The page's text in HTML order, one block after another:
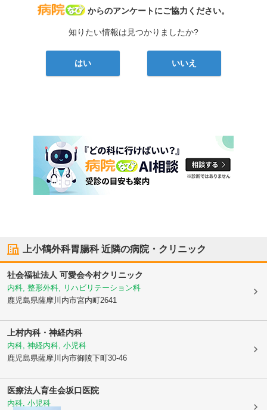
病院なび
からのアンケートにご協力ください。
知りたい情報は見つかりましたか?
はい いいえ
上小鶴外科胃腸科近隣の病院・クリニック
社会福祉法人 可愛会今村クリニック
内科, 整形外科, リハビリテーション科
鹿児島県薩摩川内市宮内町2641
上村内科・神経内科
内科, 神経内科, 小児科
鹿児島県薩摩川内市御陵下町30-46
医療法人育生会坂口医院
内科, 小児科